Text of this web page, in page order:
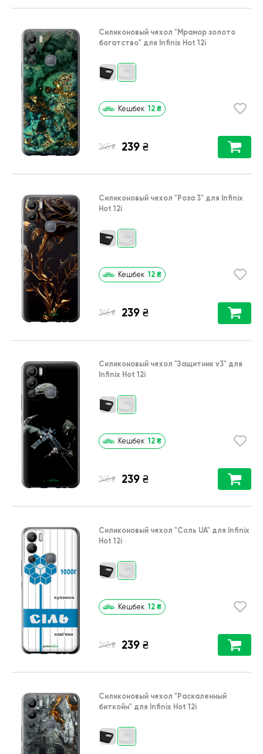
Силиконовый чехол "Мрамор золото
богатство" для Infinix Hot 12i
Кешбек 12 ₴
345 ₴ 239 ₴
Силиконовый чехол "Роза 3" для Infinix
Hot 12i
Кешбек 12 ₴
345 ₴ 239 ₴
Силиконовый чехол "Защитник v3" для
Infinix Hot 12i
Кешбек 12 ₴
345 ₴ 239 ₴
Силиконовый чехол "Соль UA" для Infinix
Hot 12i
Кешбек 12 ₴
345 ₴ 239 ₴
Силиконовый чехол "Раскаленный
биткойн" для Infinix Hot 12i